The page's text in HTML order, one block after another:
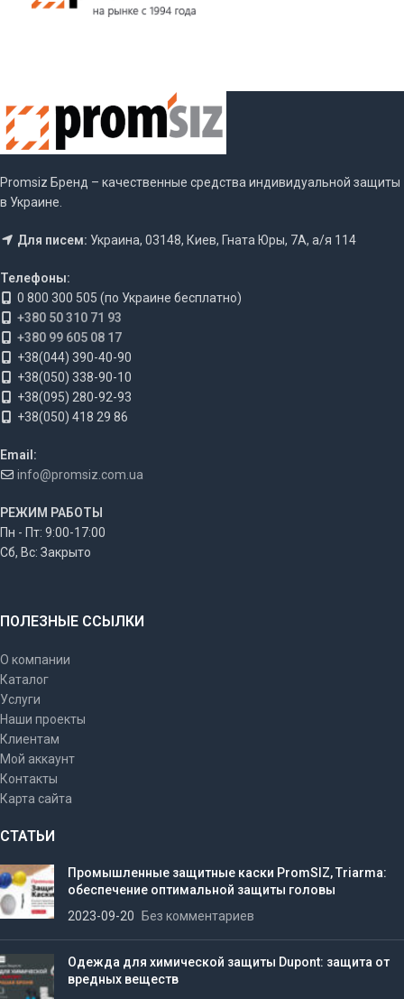
Promsiz Бренд – качественные средства индивидуальной защиты
в Украине.
Для писем: Украина, 03148, Киев, Гната Юры, 7А, а/я 114
Телефоны:
0 800 300 505 (по Украине бесплатно)
+380 50 310 71 93
+380 99 605 08 17
+38(044) 390-40-90
+38(050) 338-90-10
+38(095) 280-92-93
+38(050) 418 29 86
Email:
info@promsiz.com.ua
РЕЖИМ РАБОТЫ
Пн - Пт: 9:00-17:00
Сб, Вс: Закрыто
ПОЛЕЗНЫЕ ССЫЛКИ
О компании
Каталог
Услуги
Наши проекты
Клиентам
Мой аккаунт
Контакты
Карта сайта
СТАТЬИ
Промышленные защитные каски PromSIZ, Triarma:
обеспечение оптимальной защиты головы
2023-09-20
Без комментариев
Одежда для химической защиты Dupont: защита от
вредных веществ